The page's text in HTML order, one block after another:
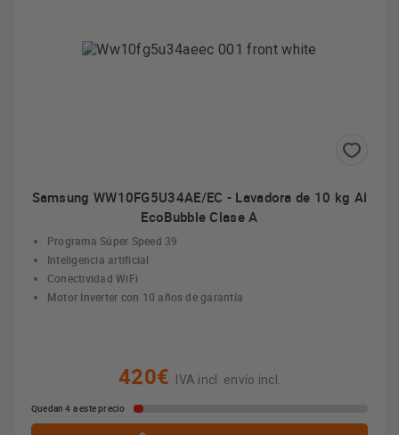
Samsung WW10FG5U34AE/EC - Lavadora de 10 kg AI
EcoBubble Clase A
Programa Súper Speed 39
Inteligencia artificial
Conectividad WiFi
Motor Inverter con 10 años de garantía
420€ IVA incl. envío incl.
Quedan 4 a este precio